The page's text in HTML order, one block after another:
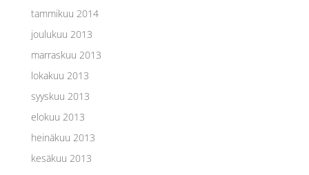
tammikuu 2014
joulukuu 2013
marraskuu 2013
lokakuu 2013
syyskuu 2013
elokuu 2013
heinäkuu 2013
kesäkuu 2013